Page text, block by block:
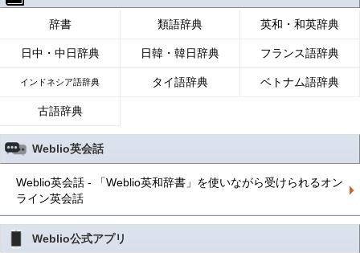
辞書 類語辞典 英和・和英辞典
日中・中日辞典 日韓・韓日辞典 フランス語辞典
インドネシア語辞典 タイ語辞典 ベトナム語辞典
古語辞典
Weblio英会話
Weblio英会話 - 「Weblio英和辞書」を使いながら受けられるオン
ライン英会話
Weblio公式アプリ